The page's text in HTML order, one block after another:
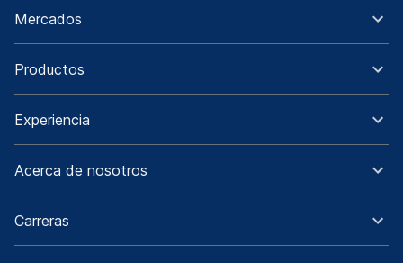
Mercados
Productos
Experiencia
Acerca de nosotros
Carreras